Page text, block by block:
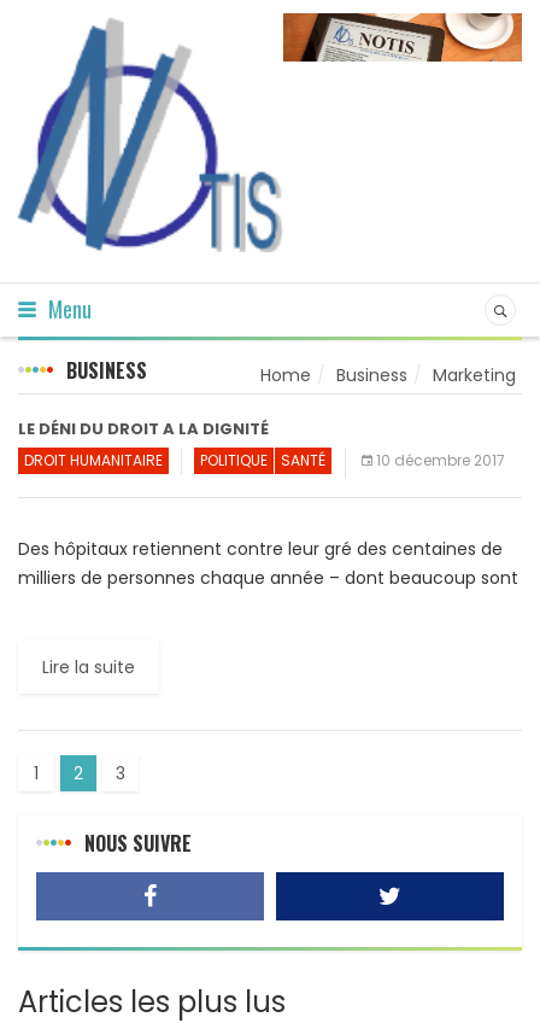
Menu
BUSINESS Home Business Marketing
LE DÉNI DU DROIT A LA DIGNITÉ
DROIT HUMANITAIRE POLITIQUE SANTÉ 10 décembre 2017
Des hôpitaux retiennent contre leur gré des centaines de
milliers de personnes chaque année – dont beaucoup sont
Lire la suite
1 2 3
NOUS SUIVRE
Articles les plus lus